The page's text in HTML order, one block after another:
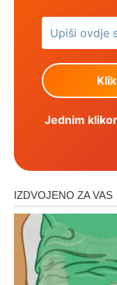
Jednim